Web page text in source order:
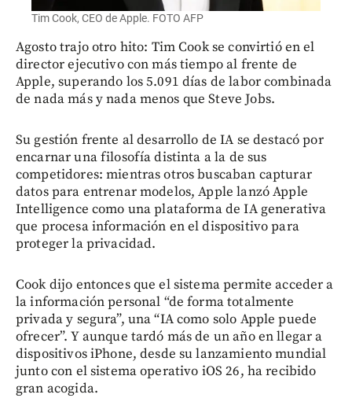
Tim Cook, CEO de Apple. FOTO AFP
Agosto trajo otro hito: Tim Cook se convirtió en el
director ejecutivo con más tiempo al frente de
Apple, superando los 5.091 días de labor combinada
de nada más y nada menos que Steve Jobs.
Su gestión frente al desarrollo de IA se destacó por
encarnar una filosofía distinta a la de sus
competidores: mientras otros buscaban capturar
datos para entrenar modelos, Apple lanzó Apple
Intelligence como una plataforma de IA generativa
que procesa información en el dispositivo para
proteger la privacidad.
Cook dijo entonces que el sistema permite acceder a
la información personal “de forma totalmente
privada y segura”, una “IA como solo Apple puede
ofrecer”. Y aunque tardó más de un año en llegar a
dispositivos iPhone, desde su lanzamiento mundial
junto con el sistema operativo iOS 26, ha recibido
gran acogida.